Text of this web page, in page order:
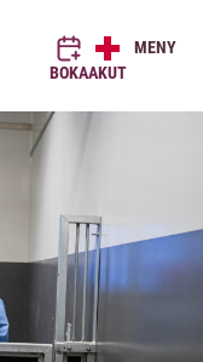
BOKAAKUT
MENY